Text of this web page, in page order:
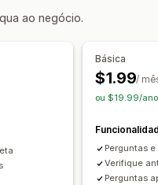
de produto
Dashboard
ao negócio.
Básica
$1.99/
ou $19.99/
Perguntas
Verifique
Perguntas